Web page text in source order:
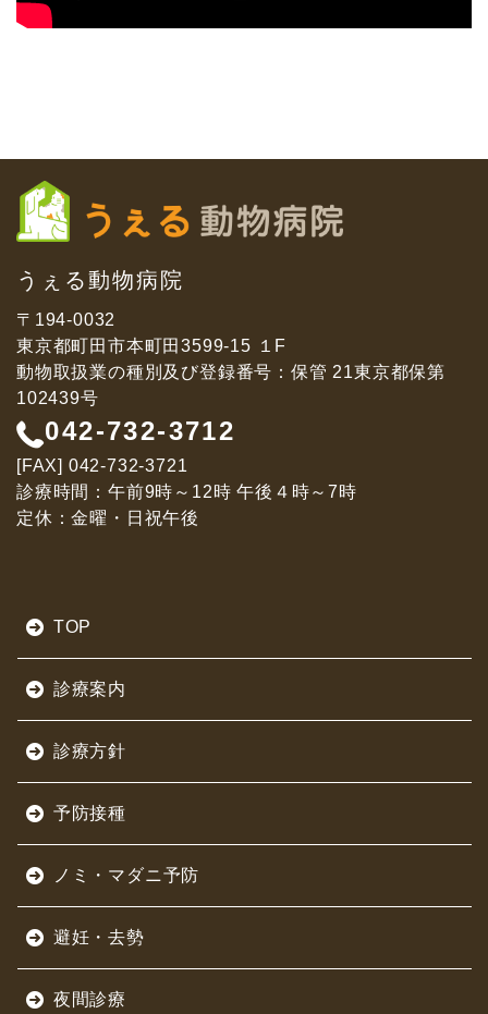
うぇる動物病院
〒194-0032
東京都町田市本町田3599-15 １F
動物取扱業の種別及び登録番号：保管 21東京都保第
102439号
042-732-3712
[FAX] 042-732-3721
診療時間：午前9時～12時 午後４時～7時
定休：金曜・日祝午後
イ
ト
ッ
TOP
診療案内
診療方針
予防接種
ノミ・マダニ予防
避妊・去勢
夜間診療